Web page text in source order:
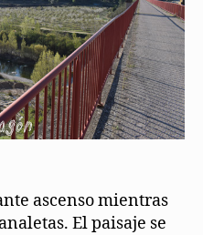
ascenso mientras
El paisaje se